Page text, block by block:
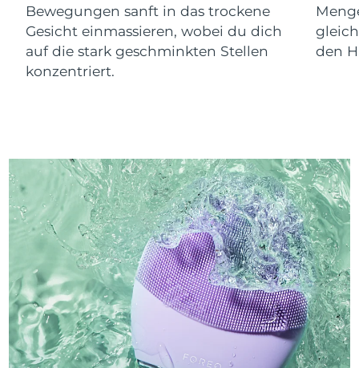
Bewegungen sanft in das trockene
Gesicht einmassieren, wobei du dich
auf die stark geschminkten Stellen
konzentriert.
den